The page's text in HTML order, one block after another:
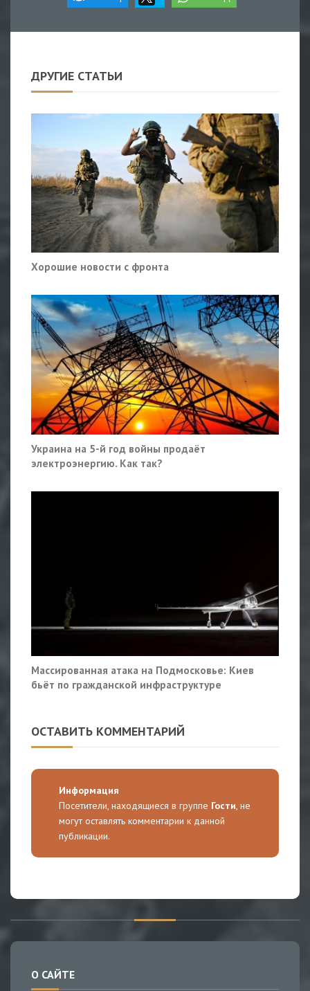
ДРУГИЕ СТАТЬИ
Хорошие новости с фронта
Украина на 5-й год войны продаёт
электроэнергию. Как так?
Массированная атака на Подмосковье: Киев
бьёт по гражданской инфраструктуре
ОСТАВИТЬ КОММЕНТАРИЙ
Информация
Посетители, находящиеся в группе Гости, не
могут оставлять комментарии к данной
публикации.
О САЙТЕ